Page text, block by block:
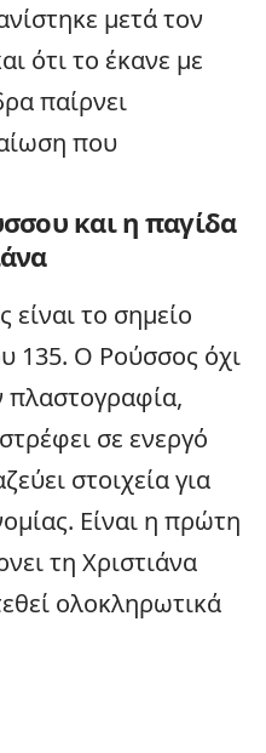
μετά τον
ότι το έκανε με
παίρνει
που
και η παγίδα
το σημείο
135. Ο Ρούσσος όχι
πλαστογραφία,
σε ενεργό
στοιχεία για
Είναι η πρώτη
τη Χριστιάνα
ολοκληρωτικά